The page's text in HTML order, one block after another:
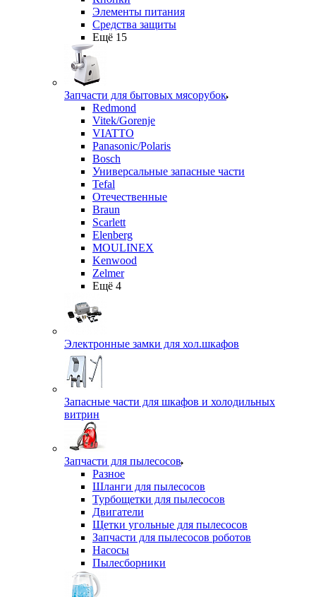
Элементы питания
Средства защиты
Ещё 15
Запчасти для бытовых мясорубок
Redmond
Vitek/Gorenje
VIATTO
Panasonic/Polaris
Bosch
Универсальные запасные части
Tefal
Отечественные
Braun
Scarlett
Elenberg
MOULINEX
Kenwood
Zelmer
Ещё 4
Электронные замки для хол.шкафов
Запасные части для шкафов и холодильных
витрин
Запчасти для пылесосов
Разное
Шланги для пылесосов
Турбощетки для пылесосов
Двигатели
Щетки угольные для пылесосов
Запчасти для пылесосов роботов
Насосы
Пылесборники